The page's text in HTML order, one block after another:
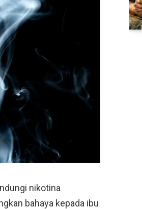
nikotina
bahaya kepada ibu